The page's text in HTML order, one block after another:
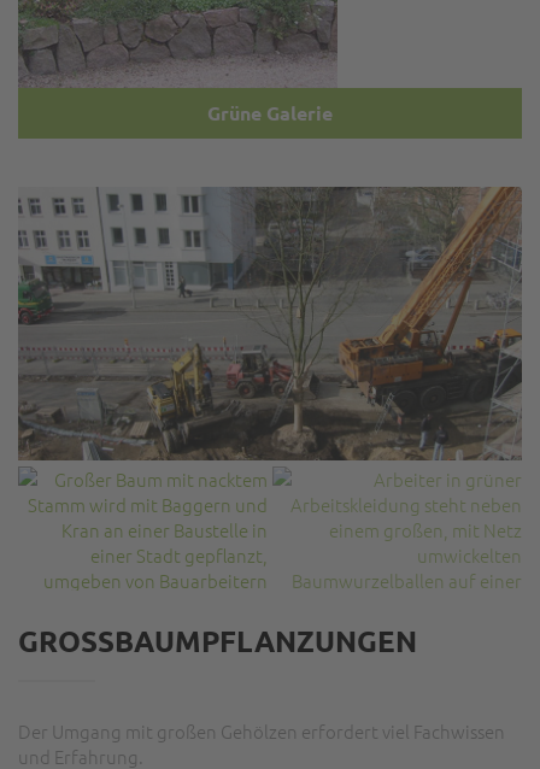
Grüne Galerie
GROSSBAUMPFLANZUNGEN
Der Umgang mit großen Gehölzen erfordert viel Fachwissen
und Erfahrung.